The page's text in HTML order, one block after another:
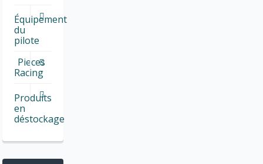
Équipement
du
pilote
Pieces
Racing
Produits
en
déstockage